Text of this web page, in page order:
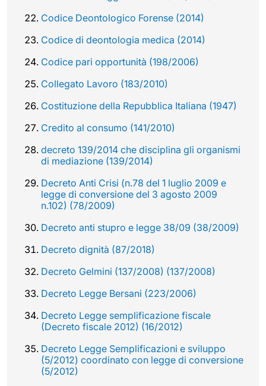
Codice Deontologico Forense (2014)
Codice di deontologia medica (2014)
Codice pari opportunità (198/2006)
Collegato Lavoro (183/2010)
Costituzione della Repubblica Italiana (1947)
Credito al consumo (141/2010)
decreto 139/2014 che disciplina gli organismi
di mediazione (139/2014)
Decreto Anti Crisi (n.78 del 1 luglio 2009 e
legge di conversione del 3 agosto 2009
n.102) (78/2009)
Decreto anti stupro e legge 38/09 (38/2009)
Decreto dignità (87/2018)
Decreto Gelmini (137/2008) (137/2008)
Decreto Legge Bersani (223/2006)
Decreto Legge semplificazione fiscale
(Decreto fiscale 2012) (16/2012)
Decreto Legge Semplificazioni e sviluppo
(5/2012) coordinato con legge di conversione
(5/2012)